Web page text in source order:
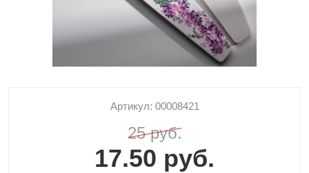
Артикул: 00008421
25 руб.
17.50 руб.